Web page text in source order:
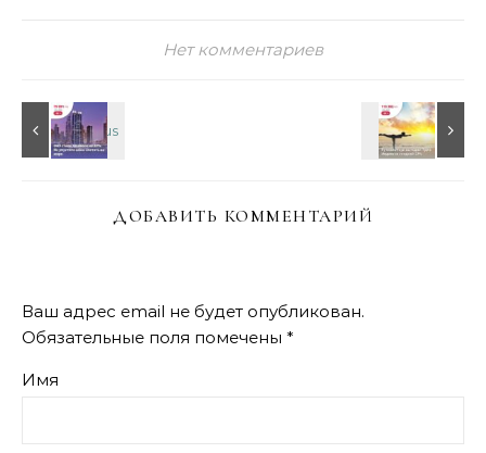
Нет комментариев
ДОБАВИТЬ КОММЕНТАРИЙ
Ваш адрес email не будет опубликован.
Обязательные поля помечены *
Имя